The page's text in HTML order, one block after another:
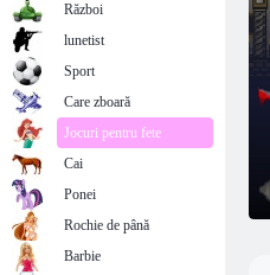
Război
lunetist
Sport
Care zboară
Jocuri pentru fete
Cai
Ponei
Rochie de până
Barbie